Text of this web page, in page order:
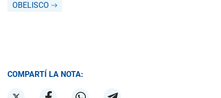
OBELISCO
COMPARTÍ LA NOTA: